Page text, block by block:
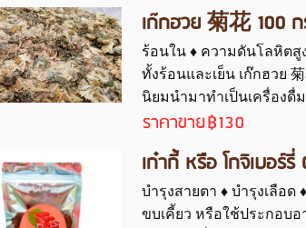
เก๊กฮวย 菊花 100
ร้อนใน ♦ ความดันโลหิตสู
ทั้งร้อนและเย็น เก๊กฮวย
นิยมนำมาทำเป็นเครื่องดื่
ราคาขาย฿130
เก๋ากี้ หรือ โกจิเบอร์
บำรุงสายตา ♦ บำรุงเลือด
ขบเคี้ยว หรือใช้ประกอบอ